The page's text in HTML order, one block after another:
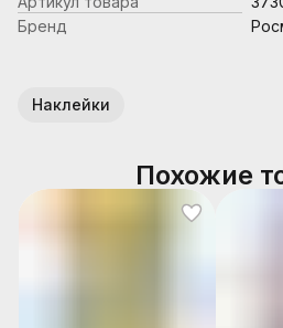
Бренд
Наклейки
Похожие